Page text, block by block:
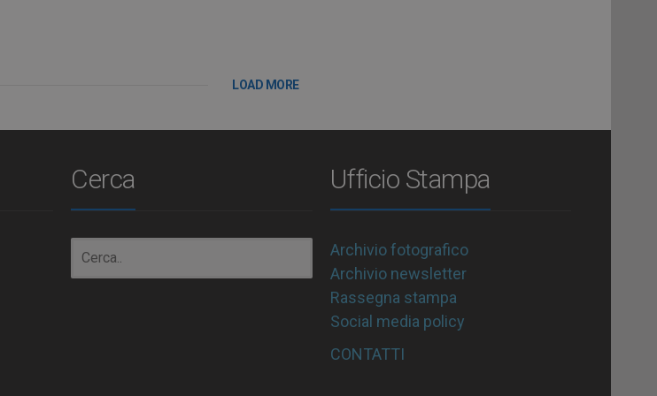
LOAD MORE
Cerca Ufficio Stampa
Archivio fotografico
Archivio newsletter
Rassegna stampa
Social media policy
CONTATTI